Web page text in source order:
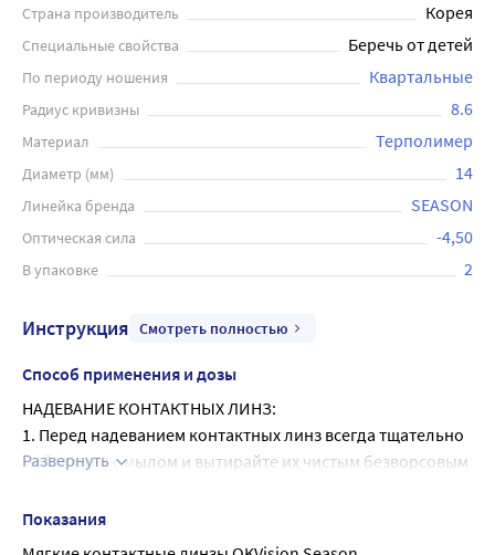
Страна производитель Корея
Специальные свойства Беречь от детей
По периоду ношения Квартальные
Радиус кривизны 8.6
Материал Терполимер
Диаметр (мм) 14
Линейка бренда SEASON
Оптическая сила -4,50
В упаковке 2
Инструкция Смотреть полностью
Способ применения и дозы
НАДЕВАНИЕ КОНТАКТНЫХ ЛИНЗ:
1. Перед надеванием контактных линз всегда тщательно
мойте руки с мылом и вытирайте их чистым безворсовым
2. Аккуратно встряхните блистер с линзой перед
открытием. Осторожно выньте линзу из блистера
Развернуть
Показания